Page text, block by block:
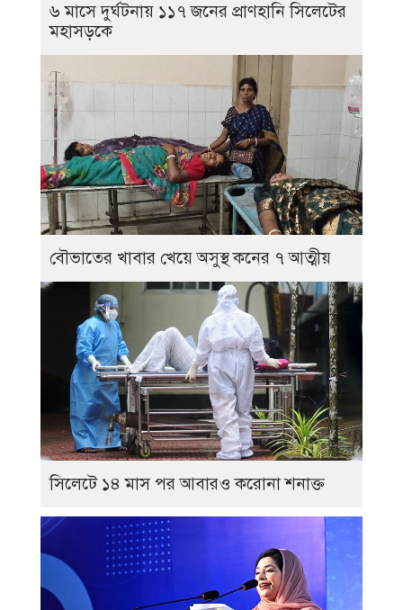
৬ মাসে দুর্ঘটনায় ১১৭ জনের প্রাণহানি সিলেটের
মহাসড়কে
বৌভাতের খাবার খেয়ে অসুস্থ কনের ৭ আত্মীয়
সিলেটে ১৪ মাস পর আবারও করোনা শনাক্ত